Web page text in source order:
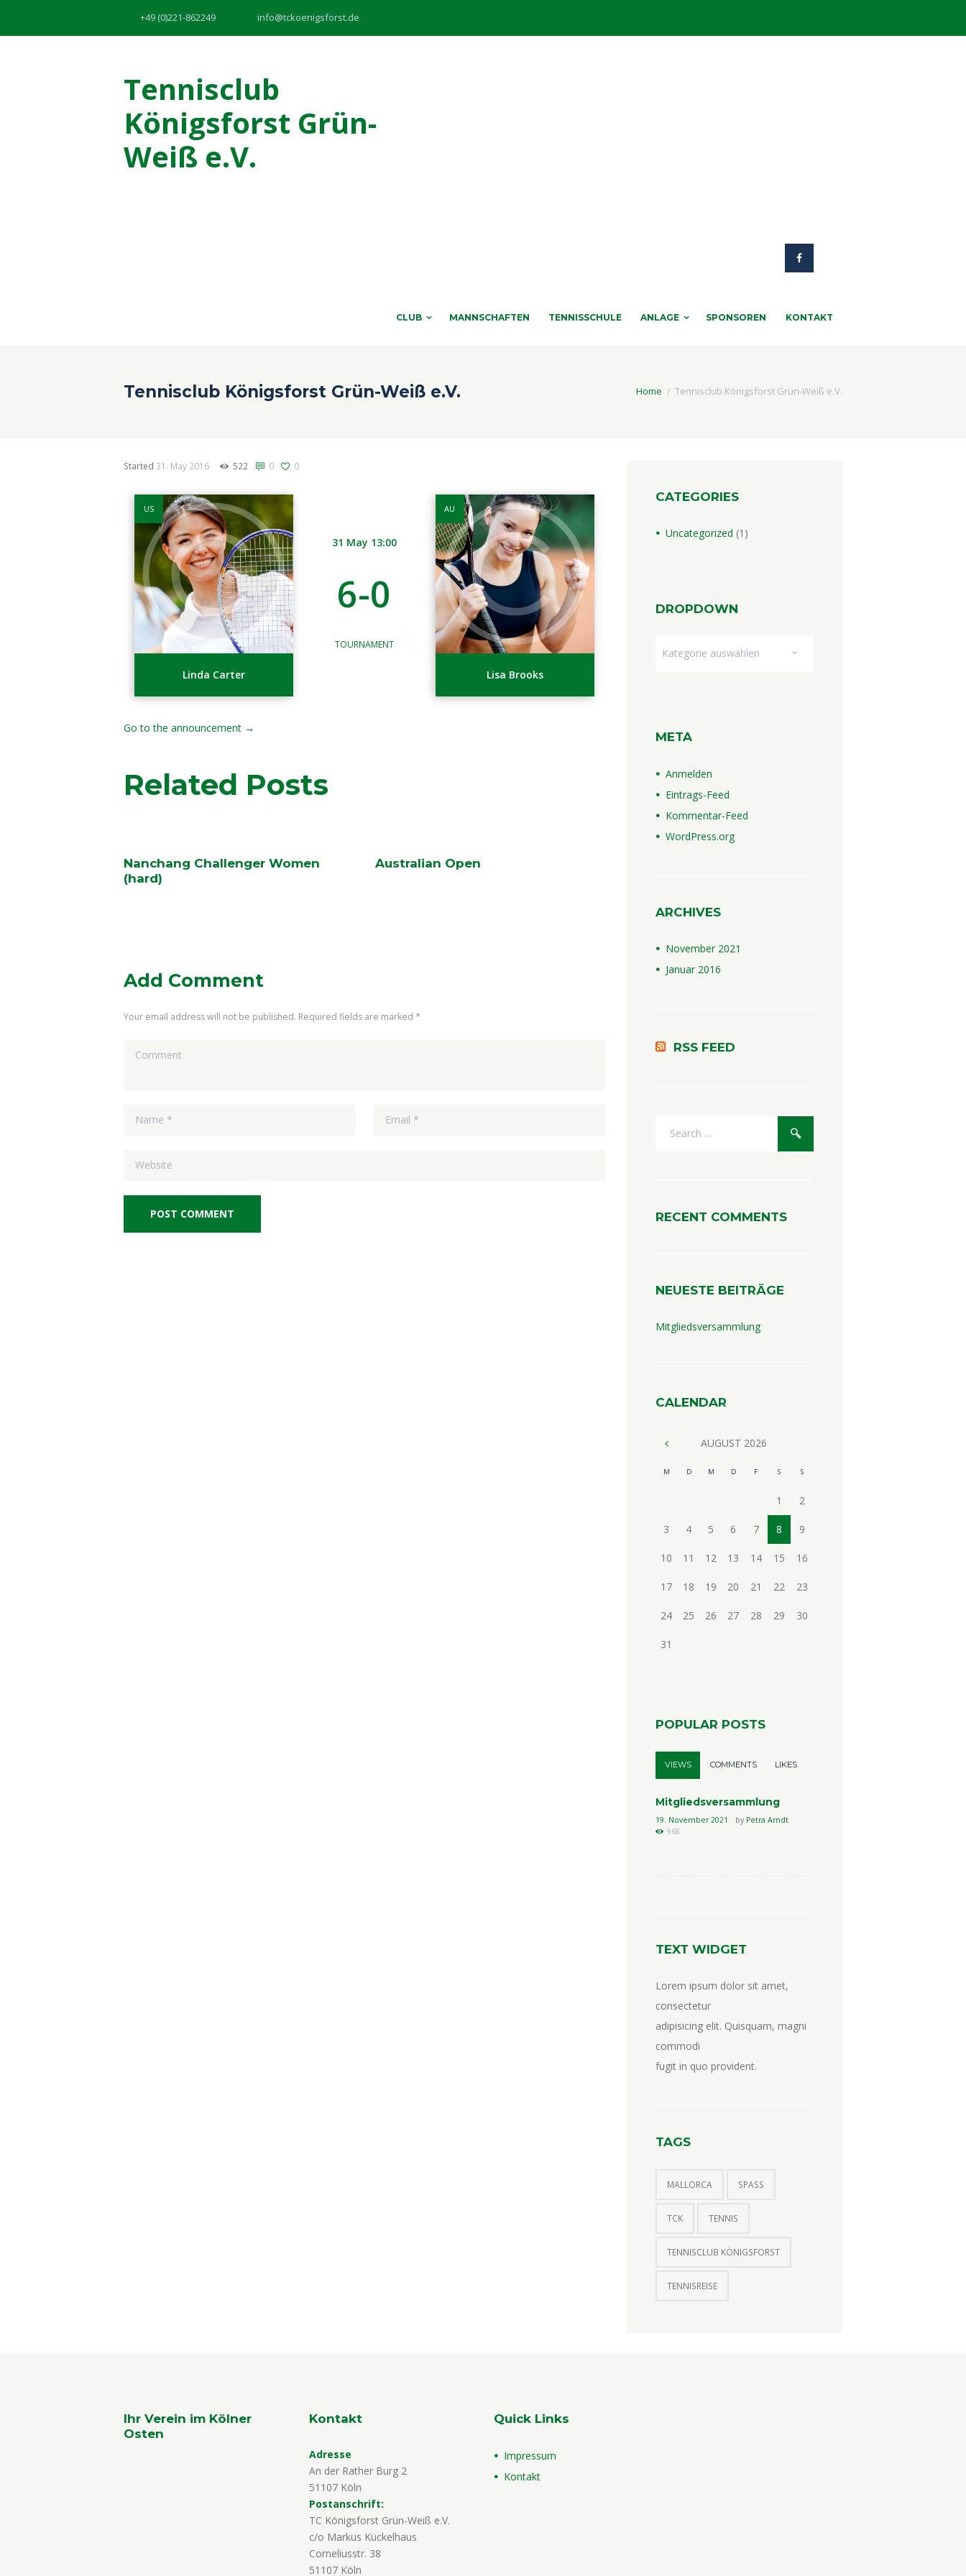
+49 (0)221-862249 info@tckoenigsforst.de
Tennisclub
Königsforst Grün-
Weiß e.V.
CLUB MANNSCHAFTEN TENNISSCHULE ANLAGE SPONSOREN KONTAKT
Tennisclub Königsforst Grün-Weiß e.V. Home Tennisclub Königsforst Grün-Weiß e.V.
Started 31. May 2016 522 0 0
US
Linda Carter
31 May 13:00
6-0
TOURNAMENT
AU
Lisa Brooks
Go to the announcement →
Related Posts
Nanchang Challenger Women
(hard)
Australian Open
Add Comment
Your email address will not be published. Required fields are marked *
CATEGORIES
Uncategorized (1)
DROPDOWN
META
Anmelden
Eintrags-Feed
Kommentar-Feed
WordPress.org
ARCHIVES
November 2021
Januar 2016
RSS FEED
RECENT COMMENTS
NEUESTE BEITRÄGE
Mitgliedsversammlung
CALENDAR
AUGUST 2026
M D M D F S S
1 2
3 4 5 6 7 8 9
10 11 12 13 14 15 16
17 18 19 20 21 22 23
24 25 26 27 28 29 30
31
POPULAR POSTS
VIEWS COMMENTS LIKES
Mitgliedsversammlung
19. November 2021 by Petra Arndt
968
TEXT WIDGET
Lorem ipsum dolor sit amet,
consectetur
adipisicing elit. Quisquam, magni
commodi
fugit in quo provident.
TAGS
MALLORCA SPASS
TCK TENNIS
TENNISCLUB KÖNIGSFORST
TENNISREISE
Ihr Verein im Kölner
Osten
Kontakt
Adresse
An der Rather Burg 2
51107 Köln
Postanschrift:
TC Königsforst Grün-Weiß e.V.
c/o Markus Kückelhaus
Corneliusstr. 38
51107 Köln
Quick Links
Impressum
Kontakt